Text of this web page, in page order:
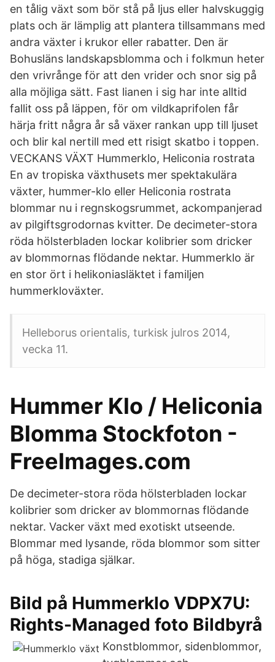
en tålig växt som bör stå på ljus eller halvskuggig
plats och är lämplig att plantera tillsammans med
andra växter i krukor eller rabatter. Den är
Bohusläns landskapsblomma och i folkmun heter
den vrivrånge för att den vrider och snor sig på
alla möjliga sätt. Fast lianen i sig har inte alltid
fallit oss på läppen, för om vildkaprifolen får
härja fritt några år så växer rankan upp till ljuset
och blir kal nertill med ett risigt skatbo i toppen.
VECKANS VÄXT Hummerklo, Heliconia rostrata
En av tropiska växthusets mer spektakulära
växter, hummer-klo eller Heliconia rostrata
blommar nu i regnskogsrummet, ackompanjerad
av pilgiftsgrodornas kvitter. De decimeter-stora
röda hölsterbladen lockar kolibrier som dricker
av blommornas flödande nektar. Hummerklo är
en stor ört i helikoniasläktet i familjen
hummerkloväxter.
Helleborus orientalis, turkisk julros 2014,
vecka 11.
Hummer Klo / Heliconia
Blomma Stockfoton -
FreeImages.com
De decimeter-stora röda hölsterbladen lockar
kolibrier som dricker av blommornas flödande
nektar. Vacker växt med exotiskt utseende.
Blommar med lysande, röda blommor som sitter
på höga, stadiga själkar.
Bild på Hummerklo VDPX7U:
Rights-Managed foto Bildbyrå
Konstblommor, sidenblommor,